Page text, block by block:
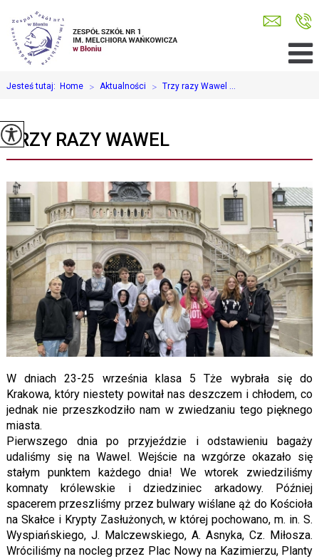
Jesteś tutaj: Home > Aktualności > Trzy razy Wawel ...
TRZY RAZY WAWEL
W dniach 23-25 września klasa 5 Tże wybrała się do
Krakowa, który niestety powitał nas deszczem i chłodem, co
jednak nie przeszkodziło nam w zwiedzaniu tego pięknego
miasta.
Pierwszego dnia po przyjeździe i odstawieniu bagaży
udaliśmy się na Wawel. Wejście na wzgórze okazało się
stałym punktem każdego dnia! We wtorek zwiedziliśmy
komnaty królewskie i dziedziniec arkadowy. Później
spacerem przeszliśmy przez bulwary wiślane ąż do Kościoła
na Skałce i Krypty Zasłużonych, w której pochowano, m. in. S.
Wyspiańskiego, J. Malczewskiego, A. Asnyka, Cz. Miłosza.
Wróciliśmy na nocleg przez Plac Nowy na Kazimierzu, Planty